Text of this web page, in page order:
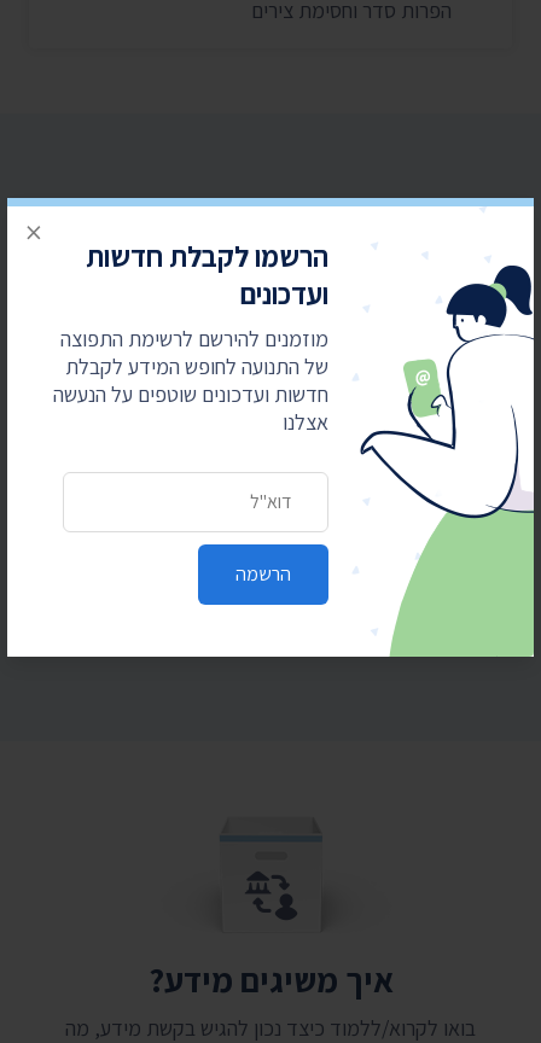
הרשמו לקבלת חדשות
ועדכונים
מוזמנים להירשם לרשימת התפוצה
של התנועה לחופש המידע לקבלת
חדשות ועדכונים שוטפים על הנעשה
אצלנו
הרשמה
×
הפרות סדר וחסימת צירים
הרשמו לקבלת חדשות ועדכונים
מוזמנים להירשם לרשימת התפוצה של התנועה
לחופש המידע לקבלת חדשות ועדכונים שוטפים על
הנעשה אצלנו
כתובת דואר אלקטרוני
הרשמה
איך משיגים מידע?
בואו לקרוא/ללמוד כיצד נכון להגיש בקשת מידע, מה